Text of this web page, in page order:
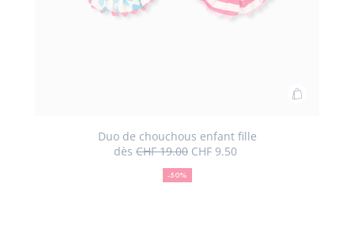
Ajouter
Duo de chouchous enfant fille
dès
50
%
de
Ancien
prix
:
CHF 19.00Nouveau
prix
:
CHF 9.50
-50%